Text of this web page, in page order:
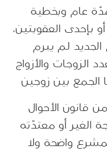
عام وبخطية
بإحدى العقوبتين،
الجديد لم يبرم
الزوجات والأزواج
الجمع بين زوجين
من قانون الأحوال
الغير أو معتدّته
واضحة ولا